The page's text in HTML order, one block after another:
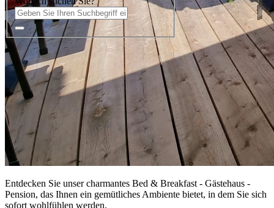
Entdecken Sie unser charmantes Bed & Breakfast - Gästehaus -
Pension, das Ihnen ein gemütliches Ambiente bietet, in dem Sie sich
sofort wohlfühlen werden.